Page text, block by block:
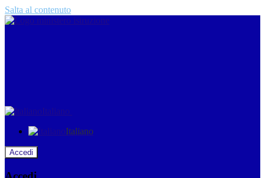
Salta al contenuto
Italiano
Italiano
Accedi